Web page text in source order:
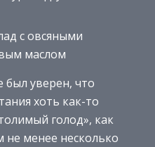
с овсяными
маслом
был уверен, что
хоть как-то
голод», как
не менее несколько